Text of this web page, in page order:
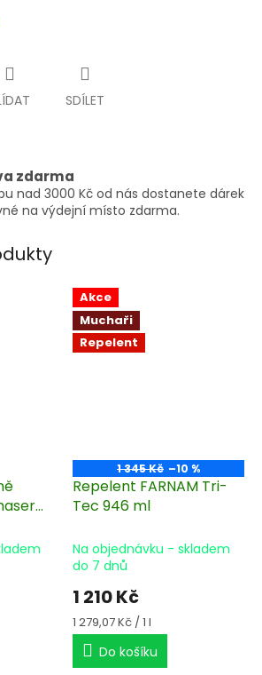
SDÍLET
zdarma
nad 3000 Kč od nás dostanete dárek
na výdejní místo zdarma.
Akce
Muchaři
Repelent
1 345 Kč –10 %
Repelent FARNAM Tri-
Tec 946 ml
Na objednávku - skladem
do 7 dnů
1 210 Kč
Měrná
cena:
1 279,07 Kč / 1 l
Do košíku